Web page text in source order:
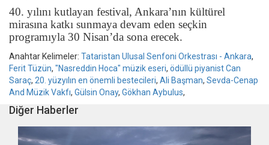
40. yılını kutlayan festival, Ankara’nın kültürel
mirasına katkı sunmaya devam eden seçkin
programıyla 30 Nisan’da sona erecek.
Anahtar Kelimeler: Tataristan Ulusal Senfoni Orkestrası - Ankara,
Ferit Tüzün, "Nasreddin Hoca" müzik eseri, ödüllü piyanist Can
Saraç, 20. yüzyılın en önemli bestecileri, Ali Başman, Sevda-Cenap
And Müzik Vakfı, Gülsin Onay, Gökhan Aybulus,
Diğer Haberler